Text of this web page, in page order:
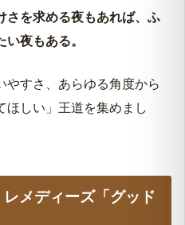
ラベンダー・シトラス・
ンドか｜素材の純粋さで
との違い
意点
さを求める夜もあれば、ふ
夜もある。
やすさ、あらゆる角度から
ほしい」王道を集めまし
メディーズ「グッド